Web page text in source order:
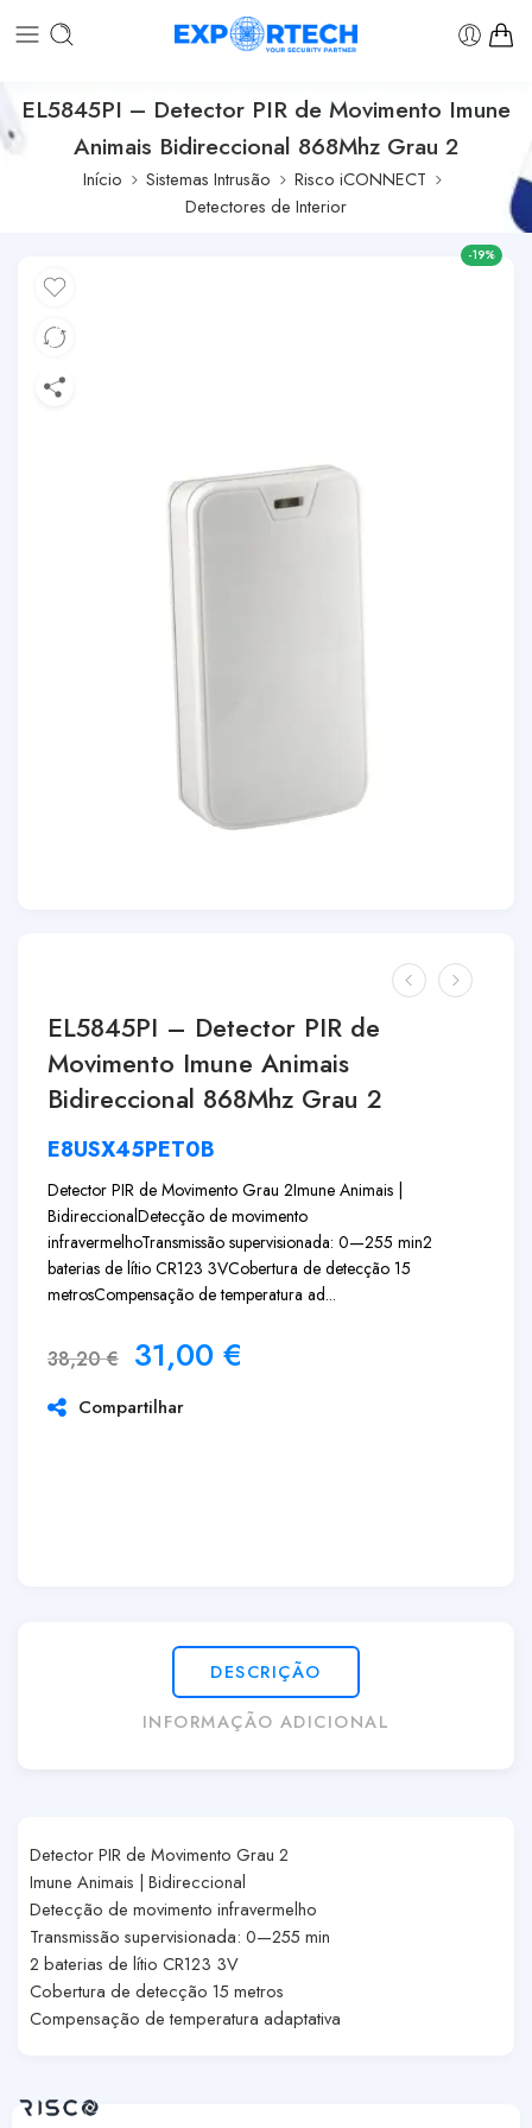
EL5845PI – Detector PIR de Movimento Imune
Animais Bidireccional 868Mhz Grau 2
Início Sistemas Intrusão
Risco iCONNECT
Detectores de Interior
-19%
EL5845PI – Detector PIR de
Movimento Imune Animais
Bidireccional 868Mhz Grau 2
E8USX45PET0B
Detector PIR de Movimento Grau 2Imune Animais |
BidireccionalDetecção de movimento
infravermelhoTransmissão supervisionada: 0—255 min2
baterias de lítio CR123 3VCobertura de detecção 15
metrosCompensação de temperatura ad...
38,20€ 31,00 €
Compartilhar
DESCRIÇÃO
INFORMAÇÃO ADICIONAL
Detector PIR de Movimento Grau 2
Imune Animais | Bidireccional
Detecção de movimento infravermelho
Transmissão supervisionada: 0—255 min
2 baterias de lítio CR123 3V
Cobertura de detecção 15 metros
Compensação de temperatura adaptativa